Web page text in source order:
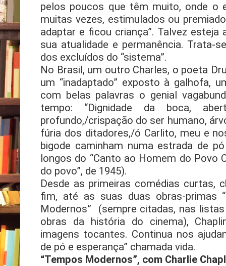
pelos poucos que têm muito, onde o
muitas vezes, estimulados ou
adaptar e ficou criança”. Talvez esteja
sua atualidade e permanência. Trata-
dos excluídos do “sistema”.
No Brasil, um outro Charles, o poeta
um “inadaptado” exposto à galhofa,
com belas palavras o genial
tempo: “Dignidade da boca,
profundo,/crispação do ser humano,
fúria dos ditadores,/ó Carlito, meu e
bigode caminham numa estrada de
longos do “Canto ao Homem do Povo
do povo”, de 1945).
Desde as primeiras comédias curtas,
fim, até as suas duas obras-primas
Modernos” (sempre citadas, nas
obras da história do cinema),
imagens tocantes. Continua nos
de pó e esperança” chamada vida.
“Tempos Modernos”, com Charlie